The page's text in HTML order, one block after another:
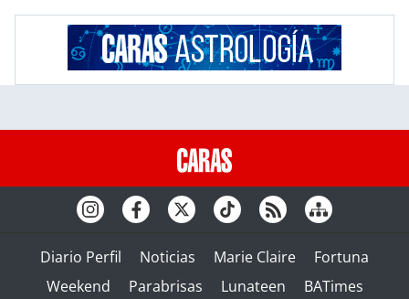
Diario Perfil Noticias Marie Claire
Fortuna
Weekend
Parabrisas Lunateen BATimes